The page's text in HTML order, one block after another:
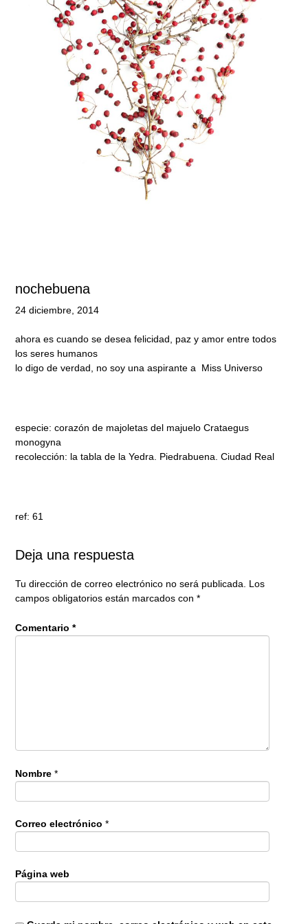
nochebuena
24 diciembre, 2014
ahora es cuando se desea felicidad, paz y amor entre todos
los seres humanos
lo digo de verdad, no soy una aspirante a Miss Universo
especie: corazón de majoletas del majuelo Crataegus
monogyna
recolección: la tabla de la Yedra. Piedrabuena. Ciudad Real
ref: 61
Deja una respuesta
Tu dirección de correo electrónico no será publicada.
Los
campos obligatorios están marcados con *
Comentario *
Nombre *
Correo electrónico *
Página web